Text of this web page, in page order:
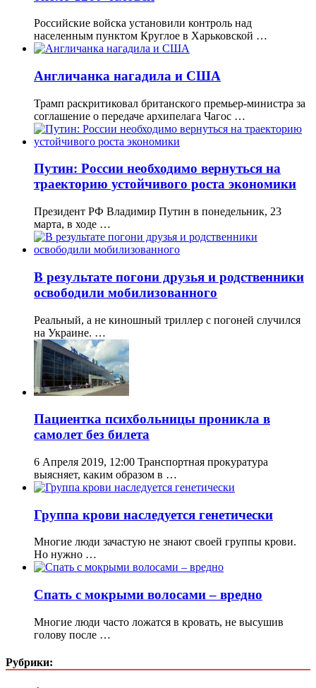
Российские войска установили контроль над
населенным пунктом Круглое в Харьковской …
Англичанка нагадила и США
Трамп раскритиковал британского премьер-министра за
соглашение о передаче архипелага Чагос …
Путин: России необходимо вернуться на
траекторию устойчивого роста экономики
Президент РФ Владимир Путин в понедельник, 23
марта, в ходе …
В результате погони друзья и родственники
освободили мобилизованного
Реальный, а не киношный триллер с погоней случился
на Украине. …
Пациентка психбольницы проникла в
самолет без билета
6 Апреля 2019, 12:00 Транспортная прокуратура
выясняет, каким образом в …
Группа крови наследуется генетически
Многие люди зачастую не знают своей группы крови.
Но нужно …
Спать с мокрыми волосами – вредно
Многие люди часто ложатся в кровать, не высушив
голову после …
Рубрики: